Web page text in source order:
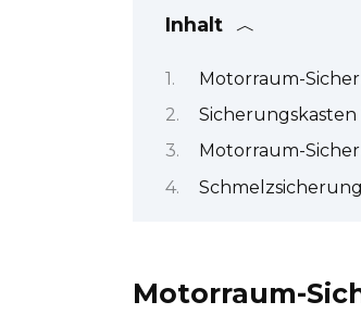
Inhalt
Motorraum-
Motorraum-
Motorraum-